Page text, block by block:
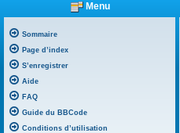
Menu
Sommaire
Page d’index
S’enregistrer
Aide
FAQ
Guide du BBCode
Conditions d’utilisation